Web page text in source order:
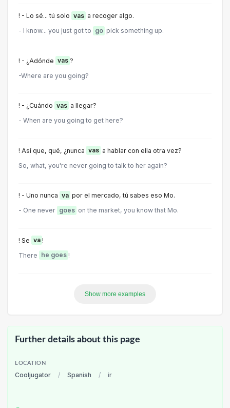
! - Lo sé... tú solo vas a recoger algo.
- I know... you just got to go pick something up.
! - ¿Adónde vas ?
-Where are you going?
! - ¿Cuándo vas a llegar?
- When are you going to get here?
! Así que, qué, ¿nunca vas a hablar con ella otra vez?
So, what, you're never going to talk to her again?
! - Uno nunca va por el mercado, tú sabes eso Mo.
- One never goes on the market, you know that Mo.
! Se va !
There
he goes !
Show more examples
Further details about this page
LOCATION
Cooljugator / Spanish / ir